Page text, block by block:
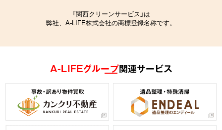
「関西クリーンサービス」は
弊社、A-LIFE株式会社の商標登録名称です。
A-LIFEグループ関連サービス